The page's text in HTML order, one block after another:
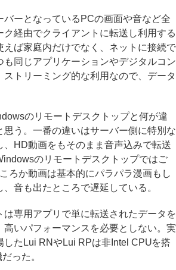
ーとなっているPCの画面や音など全
ク経由でクライアントに転送し利用する
えば家庭内だけでなく、ネットに接続で
も同じアプリケーションやデジタルコン
ストリーミング的な利用なので、データ
のリモートデスクトップと何が違
思う。一番の違いはサーバー側に特別な
、HD動画をもそのまま音声込みで転送
のリモートデスクトップではご
ろか動画は基本的にパラパラ漫画もし
音も出たところで遅延している。
専用アプリで単に転送されたデータを
高いパフォーマンスを必要としない。実
したLui RNやLui RPは非Intel CPUを搭
った。